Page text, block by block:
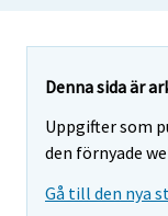
Denna sida är
Uppgifter som
den förnyade
Gå till den nya